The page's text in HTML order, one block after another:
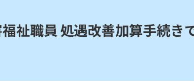
祉職員 処遇改善加算手続き